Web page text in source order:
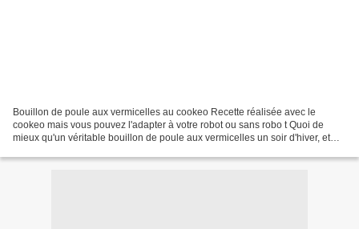
Bouillon de poule aux vermicelles au cookeo Recette réalisée avec le
cookeo mais vous pouvez l'adapter à votre robot ou sans robo t Quoi de
mieux qu'un véritable bouillon de poule aux vermicelles un soir d'hiver, et